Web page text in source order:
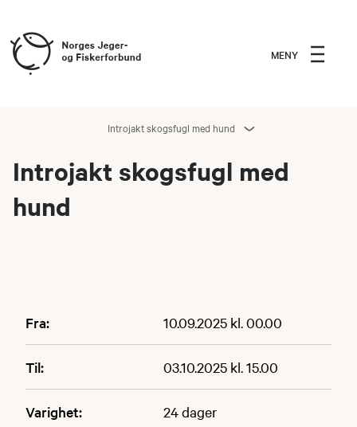
MENY
Introjakt skogsfugl med hund
Introjakt skogsfugl med
hund
Fra: 10.09.2025 kl. 00.00
Til: 03.10.2025 kl. 15.00
Varighet: 24 dager